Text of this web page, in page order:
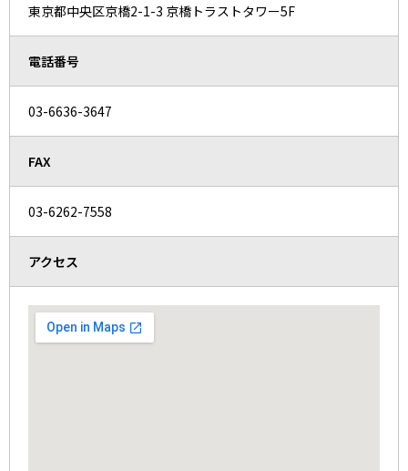
東京都中央区京橋2-1-3 京橋トラストタワー5F
電話番号
03-6636-3647
FAX
03-6262-7558
アクセス